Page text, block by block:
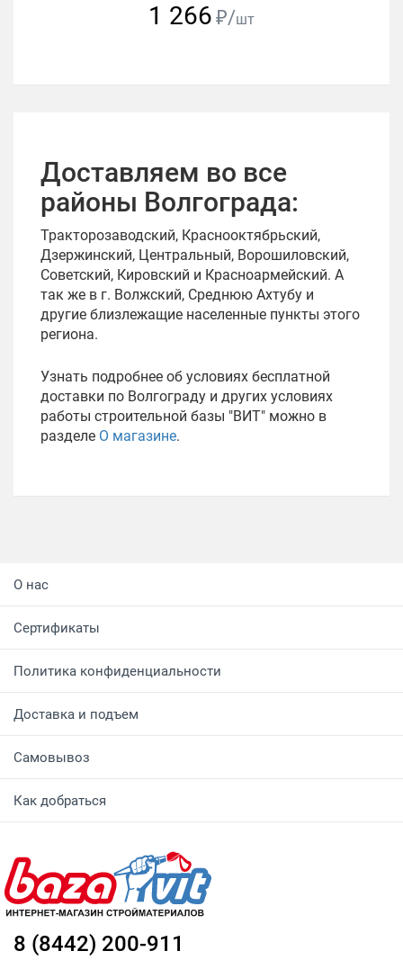
1 266 ₽/шт
Доставляем во все
районы Волгограда:
Тракторозаводский, Краснооктябрьский,
Дзержинский, Центральный, Ворошиловский,
Советский, Кировский и Красноармейский. А
так же в г. Волжский, Среднюю Ахтубу и
другие близлежащие населенные пункты этого
региона.
Узнать подробнее об условиях бесплатной
доставки по Волгограду и других условиях
работы строительной базы "ВИТ" можно в
разделе О магазине.
О нас
Сертификаты
Политика конфиденциальности
Доставка и подъем
Самовывоз
Как добраться
8 (8442) 200-911